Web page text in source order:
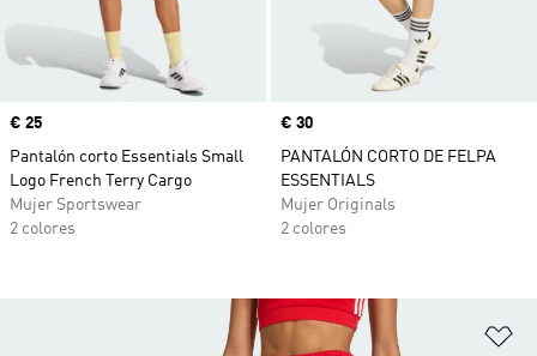
Precio
€ 25
Pantalón corto Essentials Small
Logo French Terry Cargo
Mujer Sportswear
2 colores
Precio
€ 30
PANTALÓN CORTO DE FELPA
ESSENTIALS
Mujer Originals
2 colores